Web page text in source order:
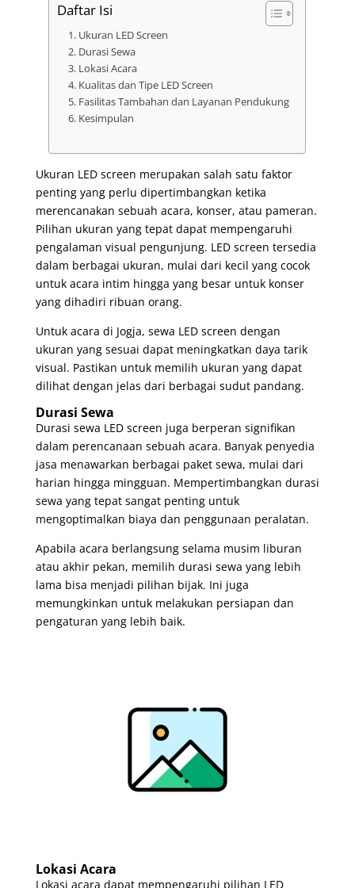
Daftar Isi
Ukuran LED Screen
Durasi Sewa
Lokasi Acara
Kualitas dan Tipe LED Screen
Fasilitas Tambahan dan Layanan Pendukung
Kesimpulan
Ukuran LED screen merupakan salah satu faktor
penting yang perlu dipertimbangkan ketika
merencanakan sebuah acara, konser, atau pameran.
Pilihan ukuran yang tepat dapat mempengaruhi
pengalaman visual pengunjung. LED screen tersedia
dalam berbagai ukuran, mulai dari kecil yang cocok
untuk acara intim hingga yang besar untuk konser
yang dihadiri ribuan orang.
Untuk acara di Jogja, sewa LED screen dengan
ukuran yang sesuai dapat meningkatkan daya tarik
visual. Pastikan untuk memilih ukuran yang dapat
dilihat dengan jelas dari berbagai sudut pandang.
Durasi Sewa
Durasi sewa LED screen juga berperan signifikan
dalam perencanaan sebuah acara. Banyak penyedia
jasa menawarkan berbagai paket sewa, mulai dari
harian hingga mingguan. Mempertimbangkan durasi
sewa yang tepat sangat penting untuk
mengoptimalkan biaya dan penggunaan peralatan.
Apabila acara berlangsung selama musim liburan
atau akhir pekan, memilih durasi sewa yang lebih
lama bisa menjadi pilihan bijak. Ini juga
memungkinkan untuk melakukan persiapan dan
pengaturan yang lebih baik.
Lokasi Acara
Lokasi acara dapat mempengaruhi pilihan LED